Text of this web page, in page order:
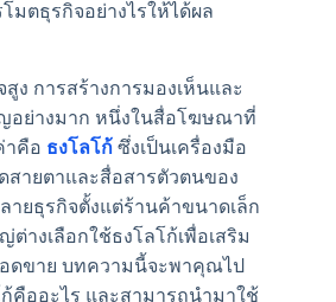
มตธุรกิจอย่างไรให้ได้ผล
ง การสร้างการมองเห็นและ
อย่างมาก หนึ่งในสื่อโฆษณาที่
าคือ ธงโลโก้ ซึ่งเป็นเครื่องมือ
สายตาและสื่อสารตัวตนของ
ายธุรกิจตั้งแต่ร้านค้าขนาดเล็ก
างเลือกใช้ธงโลโก้เพื่อเสริม
ดขาย บทความนี้จะพาคุณไป
คืออะไร และสามารถนำมาใช้